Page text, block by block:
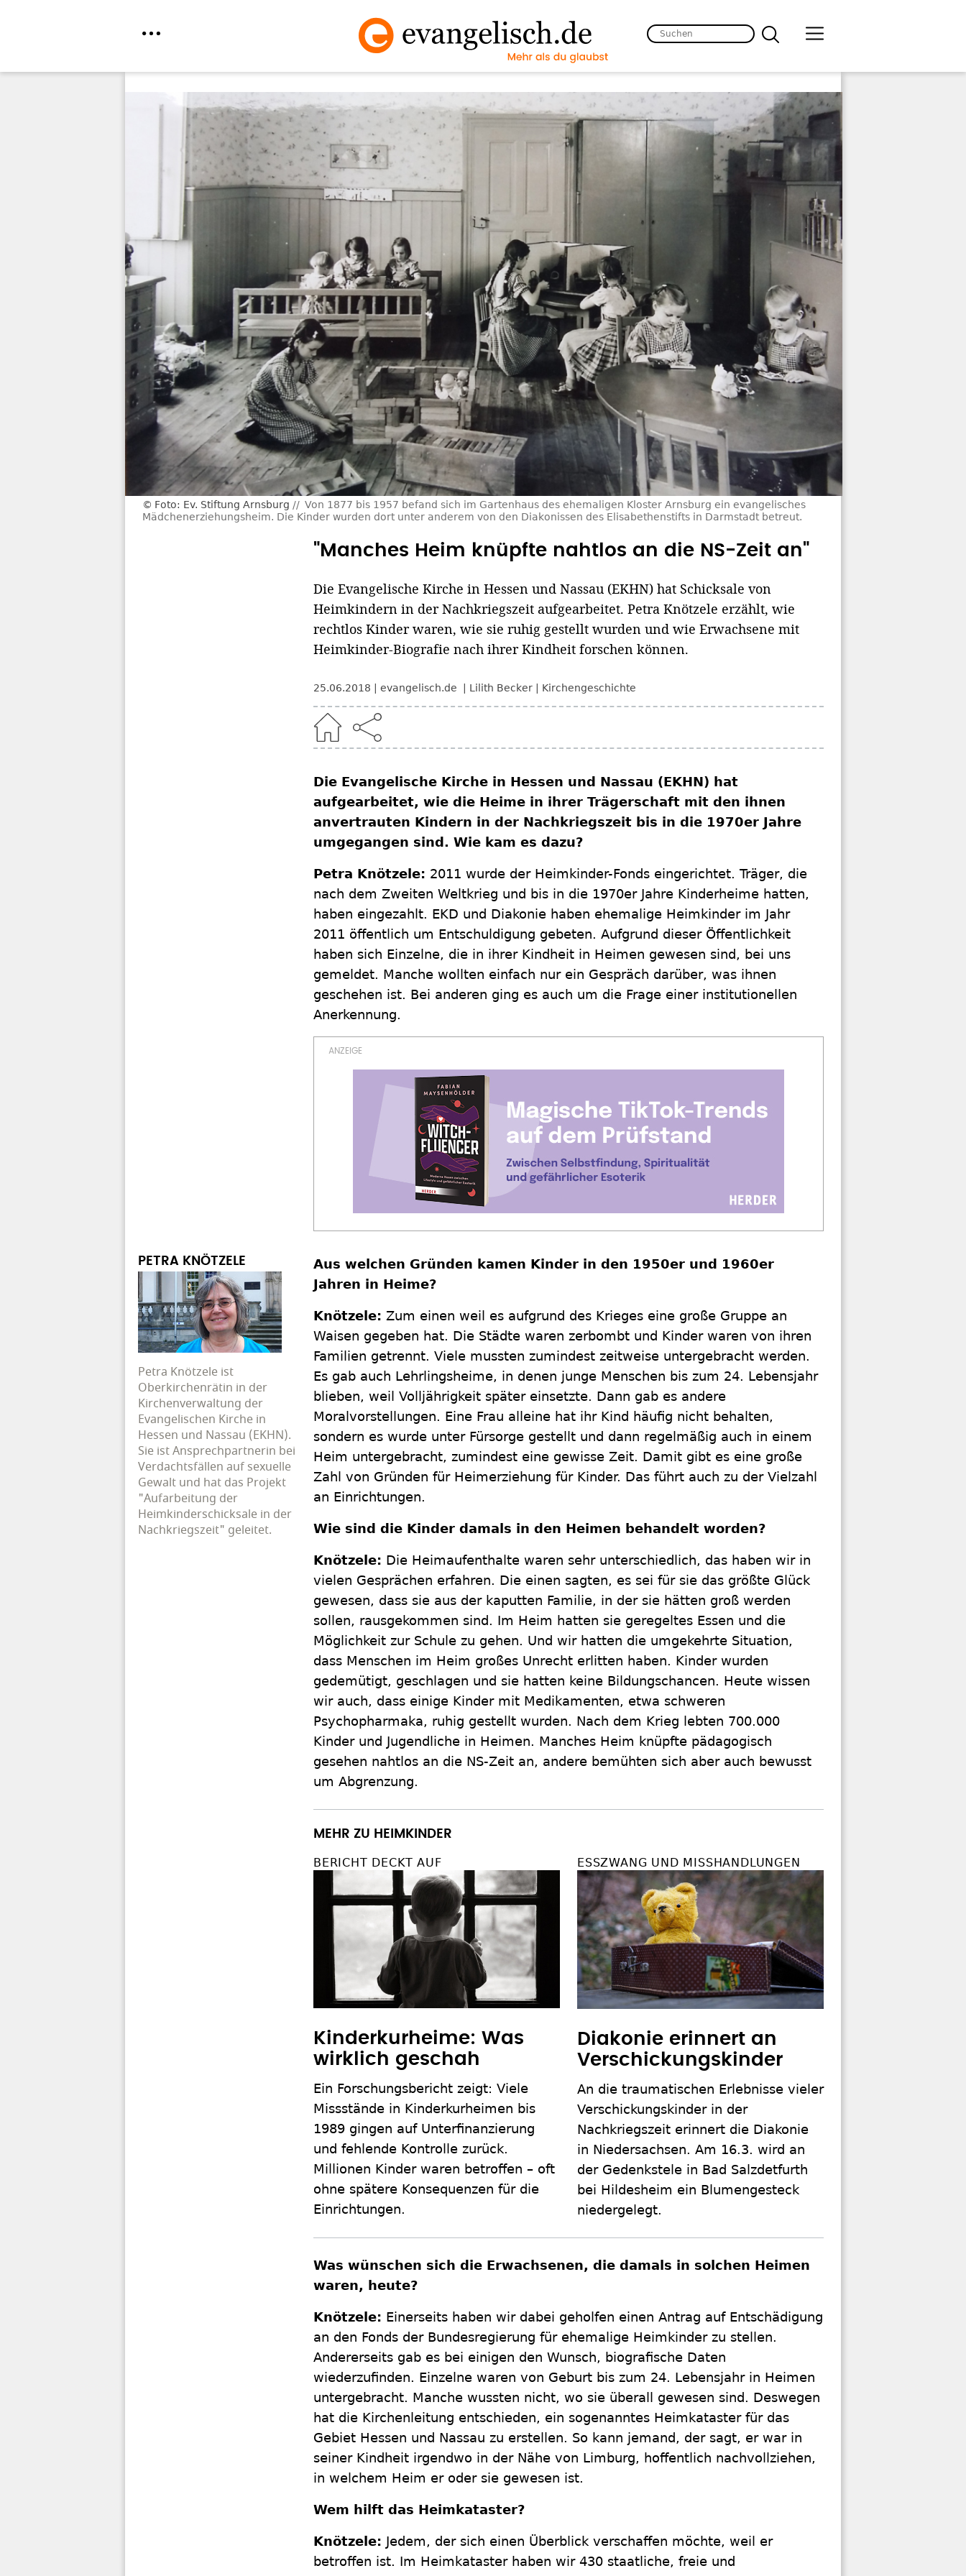
Foto: Ev. Stiftung Arnsburg
Von 1877 bis 1957 befand sich im Gartenhaus des ehemaligen Kloster Arnsburg ein evangelisches
Mädchenerziehungsheim. Die Kinder wurden dort unter anderem von den Diakonissen des Elisabethenstifts in Darmstadt betreut.
"Manches Heim knüpfte nahtlos an die NS-Zeit an"
Die Evangelische Kirche in Hessen und Nassau (EKHN) hat Schicksale von
Heimkindern in der Nachkriegszeit aufgearbeitet. Petra Knötzele erzählt, wie
rechtlos Kinder waren, wie sie ruhig gestellt wurden und wie Erwachsene mit
Heimkinder-Biografie nach ihrer Kindheit forschen können.
25.06.2018 evangelisch.de Lilith Becker Kirchengeschichte
Die Evangelische Kirche in Hessen und Nassau (EKHN) hat
aufgearbeitet, wie die Heime in ihrer Trägerschaft mit den ihnen
anvertrauten Kindern in der Nachkriegszeit bis in die 1970er Jahre
umgegangen sind. Wie kam es dazu?
Petra Knötzele: 2011 wurde der Heimkinder-Fonds eingerichtet. Träger, die
nach dem Zweiten Weltkrieg und bis in die 1970er Jahre Kinderheime hatten,
haben eingezahlt. EKD und Diakonie haben ehemalige Heimkinder im Jahr
2011 öffentlich um Entschuldigung gebeten. Aufgrund dieser Öffentlichkeit
haben sich Einzelne, die in ihrer Kindheit in Heimen gewesen sind, bei uns
gemeldet. Manche wollten einfach nur ein Gespräch darüber, was ihnen
geschehen ist. Bei anderen ging es auch um die Frage einer institutionellen
Anerkennung.
PETRA KNÖTZELE
Petra Knötzele ist
Oberkirchenrätin in der
Kirchenverwaltung der
Evangelischen Kirche in
Hessen und Nassau (EKHN).
Sie ist Ansprechpartnerin bei
Verdachtsfällen auf sexuelle
Gewalt und hat das Projekt
"Aufarbeitung der
Heimkinderschicksale in der
Nachkriegszeit" geleitet.
Aus welchen Gründen kamen Kinder in den 1950er und 1960er
Jahren in Heime?
Knötzele: Zum einen weil es aufgrund des Krieges eine große Gruppe an
Waisen gegeben hat. Die Städte waren zerbombt und Kinder waren von ihren
Familien getrennt. Viele mussten zumindest zeitweise untergebracht werden.
Es gab auch Lehrlingsheime, in denen junge Menschen bis zum 24. Lebensjahr
blieben, weil Volljährigkeit später einsetzte. Dann gab es andere
Moralvorstellungen. Eine Frau alleine hat ihr Kind häufig nicht behalten,
sondern es wurde unter Fürsorge gestellt und dann regelmäßig auch in einem
Heim untergebracht, zumindest eine gewisse Zeit. Damit gibt es eine große
Zahl von Gründen für Heimerziehung für Kinder. Das führt auch zu der Vielzahl
an Einrichtungen.
Wie sind die Kinder damals in den Heimen behandelt worden?
Knötzele: Die Heimaufenthalte waren sehr unterschiedlich, das haben wir in
vielen Gesprächen erfahren. Die einen sagten, es sei für sie das größte Glück
gewesen, dass sie aus der kaputten Familie, in der sie hätten groß werden
sollen, rausgekommen sind. Im Heim hatten sie geregeltes Essen und die
Möglichkeit zur Schule zu gehen. Und wir hatten die umgekehrte Situation,
dass Menschen im Heim großes Unrecht erlitten haben. Kinder wurden
gedemütigt, geschlagen und sie hatten keine Bildungschancen. Heute wissen
wir auch, dass einige Kinder mit Medikamenten, etwa schweren
Psychopharmaka, ruhig gestellt wurden. Nach dem Krieg lebten 700.000
Kinder und Jugendliche in Heimen. Manches Heim knüpfte pädagogisch
gesehen nahtlos an die NS-Zeit an, andere bemühten sich aber auch bewusst
um Abgrenzung.
MEHR ZU HEIMKINDER
BERICHT DECKT AUF
Kinderkurheime: Was
wirklich geschah
Ein Forschungsbericht zeigt: Viele
Missstände in Kinderkurheimen bis
1989 gingen auf Unterfinanzierung
und fehlende Kontrolle zurück.
Millionen Kinder waren betroffen – oft
ohne spätere Konsequenzen für die
Einrichtungen.
ESSZWANG UND MISSHANDLUNGEN
Diakonie erinnert an
Verschickungskinder
An die traumatischen Erlebnisse vieler
Verschickungskinder in der
Nachkriegszeit erinnert die Diakonie
in Niedersachsen. Am 16.3. wird an
der Gedenkstele in Bad Salzdetfurth
bei Hildesheim ein Blumengesteck
niedergelegt.
Was wünschen sich die Erwachsenen, die damals in solchen Heimen
waren, heute?
Knötzele: Einerseits haben wir dabei geholfen einen Antrag auf Entschädigung
an den Fonds der Bundesregierung für ehemalige Heimkinder zu stellen.
Andererseits gab es bei einigen den Wunsch, biografische Daten
wiederzufinden. Einzelne waren von Geburt bis zum 24. Lebensjahr in Heimen
untergebracht. Manche wussten nicht, wo sie überall gewesen sind. Deswegen
hat die Kirchenleitung entschieden, ein sogenanntes Heimkataster für das
Gebiet Hessen und Nassau zu erstellen. So kann jemand, der sagt, er war in
seiner Kindheit irgendwo in der Nähe von Limburg, hoffentlich nachvollziehen,
in welchem Heim er oder sie gewesen ist.
Wem hilft das Heimkataster?
Knötzele: Jedem, der sich einen Überblick verschaffen möchte, weil er
betroffen ist. Im Heimkataster haben wir 430 staatliche, freie und